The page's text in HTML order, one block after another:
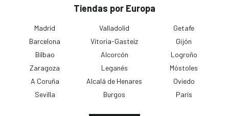
Tiendas por Europa
Madrid
Barcelona
Bilbao
Zaragoza
A Coruña
Sevilla
Valladolid
Vitoria-Gasteiz
Alcorcón
Leganés
Alcalá de Henares
Burgos
Getafe
Gijón
Logroño
Móstoles
Oviedo
París